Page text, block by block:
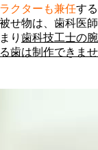
クターも兼任する
せ物は、歯科医師
り 歯科技工士の腕
歯は制作できませ